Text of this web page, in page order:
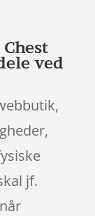
ved
jf.